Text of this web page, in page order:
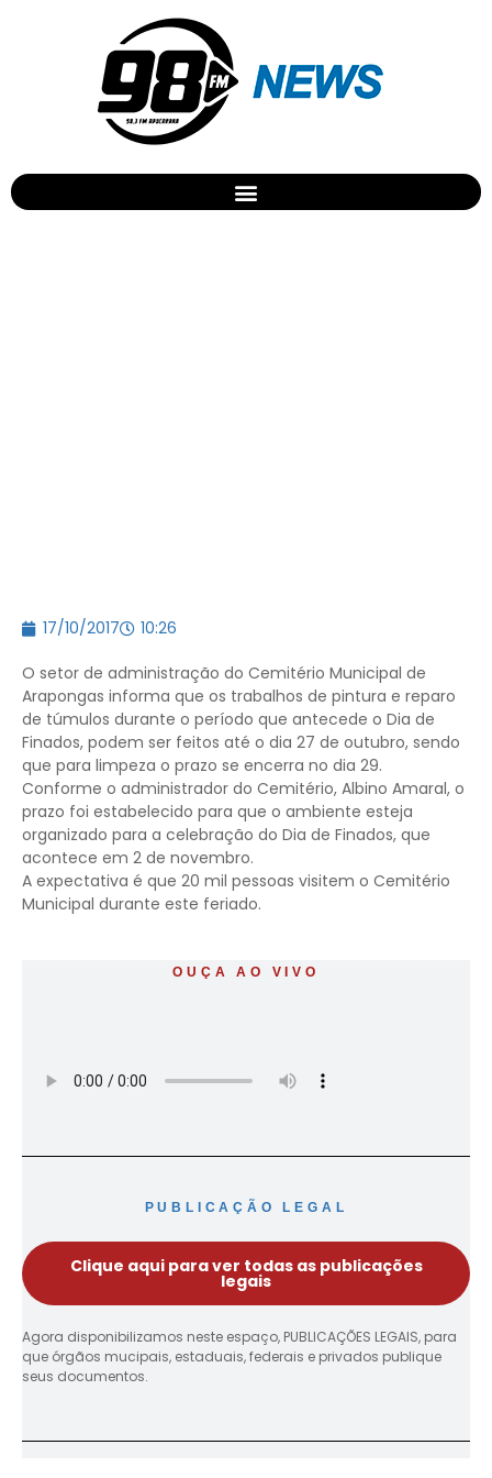
17/10/2017 10:26
O setor de administração do Cemitério Municipal de
Arapongas informa que os trabalhos de pintura e reparo
de túmulos durante o período que antecede o Dia de
Finados, podem ser feitos até o dia 27 de outubro, sendo
que para limpeza o prazo se encerra no dia 29.
Conforme o administrador do Cemitério, Albino Amaral, o
prazo foi estabelecido para que o ambiente esteja
organizado para a celebração do Dia de Finados, que
acontece em 2 de novembro.
A expectativa é que 20 mil pessoas visitem o Cemitério
Municipal durante este feriado.
OUÇA AO VIVO
PUBLICAÇÃO LEGAL
Clique aqui para ver todas as publicações
legais
Agora disponibilizamos neste espaço, PUBLICAÇÕES LEGAIS, para
que órgãos mucipais, estaduais, federais e privados publique
seus documentos.